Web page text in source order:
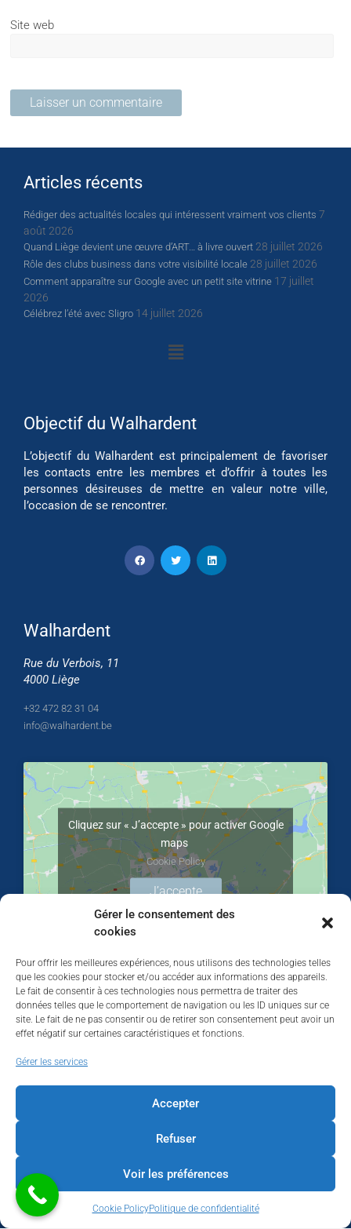
Gérer le consentement des
cookies
Pour offrir les meilleures expériences, nous utilisons des technologies telles
que les cookies pour stocker et/ou accéder aux informations des appareils.
Le fait de consentir à ces technologies nous permettra de traiter des
données telles que le comportement de navigation ou les ID uniques sur ce
site. Le fait de ne pas consentir ou de retirer son consentement peut avoir un
effet négatif sur certaines caractéristiques et fonctions.
Gérer les services
Accepter
Refuser
Voir les préférences
Cookie PolicyPolitique de confidentialité
Site web
Articles récents
Rédiger des actualités locales qui intéressent vraiment vos clients 7
août 2026
Quand Liège devient une œuvre d’ART… à livre ouvert 28 juillet 2026
Rôle des clubs business dans votre visibilité locale 28 juillet 2026
Comment apparaître sur Google avec un petit site vitrine 17 juillet
2026
Célébrez l’été avec Sligro 14 juillet 2026
Objectif du Walhardent
L’objectif du Walhardent est principalement de favoriser
les contacts entre les membres et d’offrir à toutes les
personnes désireuses de mettre en valeur notre ville,
l’occasion de se rencontrer.
Walhardent
Rue du Verbois, 11
4000 Liège
+32 472 82 31 04
info@walhardent.be
Cliquez sur « J’accepte » pour activer Google
maps
Cookie Policy
J’accepte
LES BÂTISSEURS DE LIÈGE
Par le Walhardent